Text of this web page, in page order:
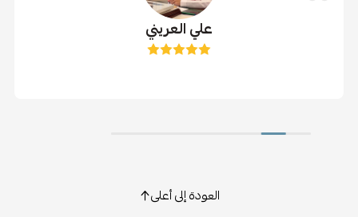
علي العريني
العودة إلى أعلى